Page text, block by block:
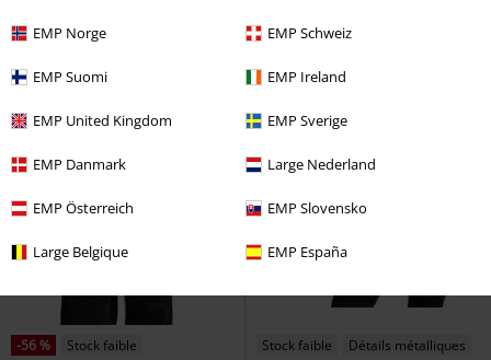
EMP Norge EMP Schweiz
EMP Suomi EMP Ireland
EMP United Kingdom EMP Sverige
EMP Danmark Large Nederland
EMP Österreich EMP Slovensko
Large Belgique EMP España
-56 %
Stock faible
Stock faible
Détails métalliques